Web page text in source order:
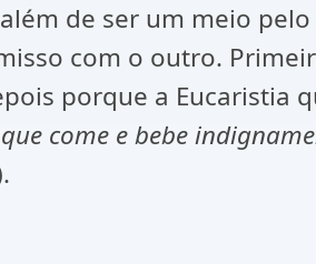
de ser um meio
com o outro.
porque a Eucaristia
come e bebe